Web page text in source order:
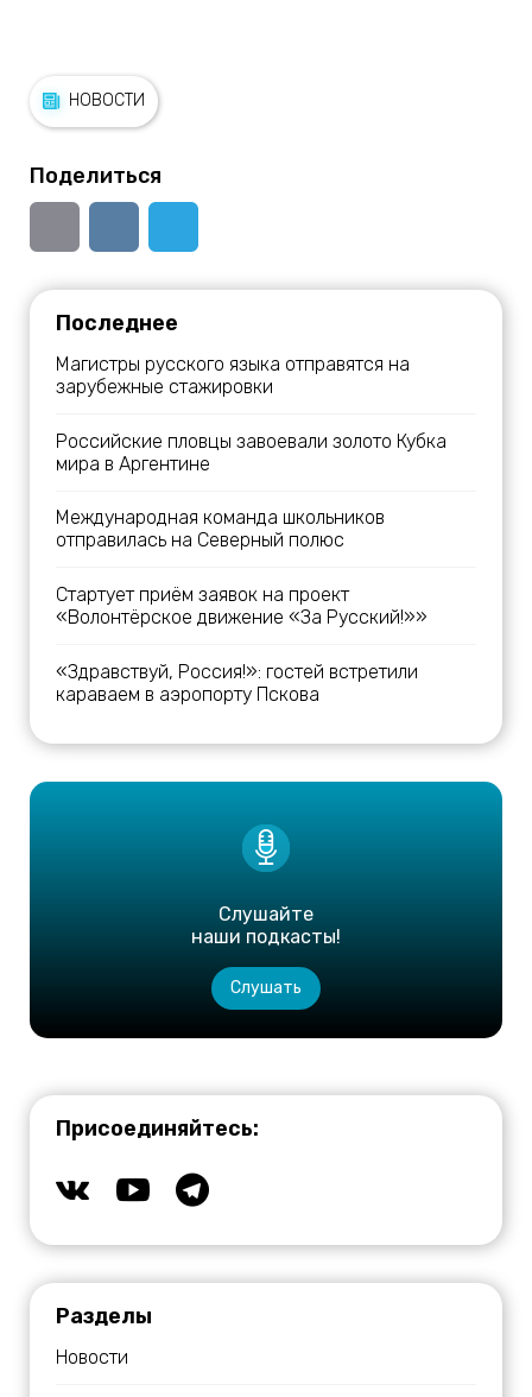
НОВОСТИ
Поделиться
Последнее
Магистры русского языка отправятся на
зарубежные стажировки
Российские пловцы завоевали золото Кубка
мира в Аргентине
Международная команда школьников
отправилась на Северный полюс
Стартует приём заявок на проект
«Волонтёрское движение «За Русский!»»
«Здравствуй, Россия!»: гостей встретили
караваем в аэропорту Пскова
Слушайте
наши подкасты!
Слушать
Присоединяйтесь:
Разделы
Новости